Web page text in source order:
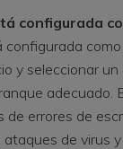
configurada
configurada
y seleccionar un
adecuado.
de errores de
ataques de virus